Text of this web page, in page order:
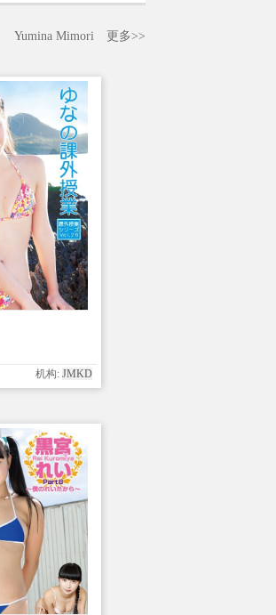
Yumina Mimori 更多>>
机构: JMKD